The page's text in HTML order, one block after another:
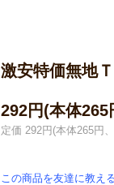
激安特価無地
292円(本体265
定価 292円(本体265円
この商品を友達に教え